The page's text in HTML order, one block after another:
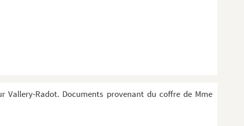
Vallery-Radot. Documents provenant du coffre de Mme